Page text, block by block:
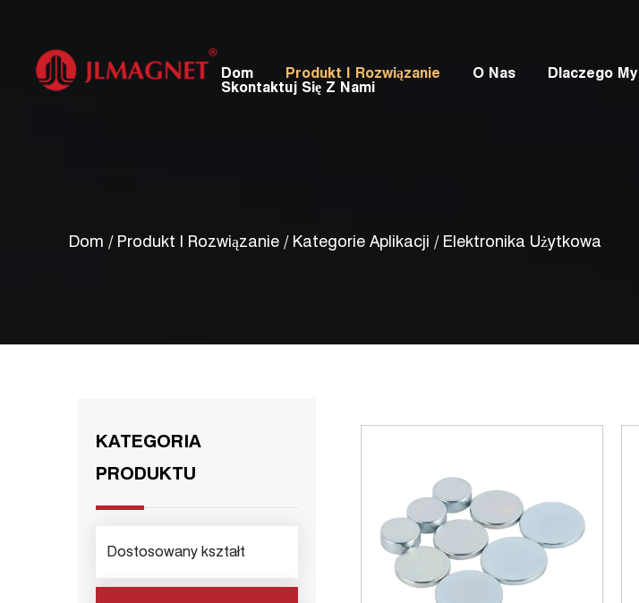
Dom Produkt I Rozwiązanie O Nas Dlaczego My
Skontaktuj Się Z Nami
Dom / Produkt I Rozwiązanie / Kategorie Aplikacji / Elektronika Użytkowa
KATEGORIA
PRODUKTU
Dostosowany kształt